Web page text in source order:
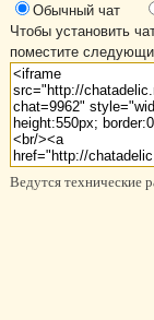
Обычный чат
Чтобы установить
поместите